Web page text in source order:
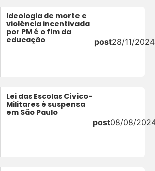
Ideologia de morte e
violência incentivada
por PM é o fim da
educação
post28/11/2024
Lei das Escolas Cívico-
Militares é suspensa
em São Paulo
post08/08/